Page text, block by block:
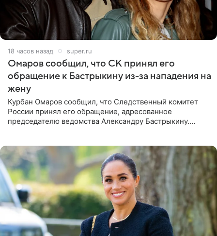
18 часов назад super.ru
Омаров сообщил, что СК принял его
обращение к Бастрыкину из-за нападения на
жену
Курбан Омаров сообщил, что Следственный комитет
России принял его обращение, адресованное
председателю ведомства Александру Бастрыкину.